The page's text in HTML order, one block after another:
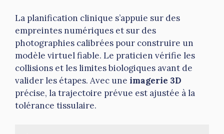
La planification clinique s’appuie sur des
empreintes numériques et sur des
photographies calibrées pour construire un
modèle virtuel fiable. Le praticien vérifie les
collisions et les limites biologiques avant de
valider les étapes. Avec une imagerie 3D
précise, la trajectoire prévue est ajustée à la
tolérance tissulaire.